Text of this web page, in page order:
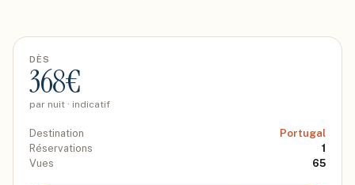
DÈS
368€
par nuit · indicatif
Destination
Portugal
Réservations
1
Vues
65